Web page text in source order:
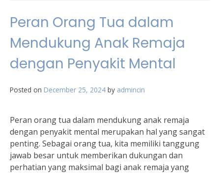
Peran Orang Tua dalam
Mendukung Anak Remaja
dengan Penyakit Mental
Posted on December 25, 2024 by admincin
Peran orang tua dalam mendukung anak remaja
dengan penyakit mental merupakan hal yang sangat
penting. Sebagai orang tua, kita memiliki tanggung
jawab besar untuk memberikan dukungan dan
perhatian yang maksimal bagi anak remaja yang